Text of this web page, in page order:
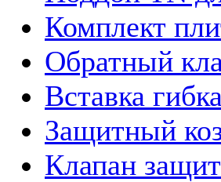
Комплект
Обратный
Вставка
Защитный
Клапан